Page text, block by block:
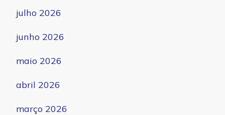
julho 2026
junho 2026
maio 2026
abril 2026
março 2026